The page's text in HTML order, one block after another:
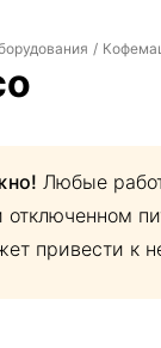
/
Любые
отключенном
привести к